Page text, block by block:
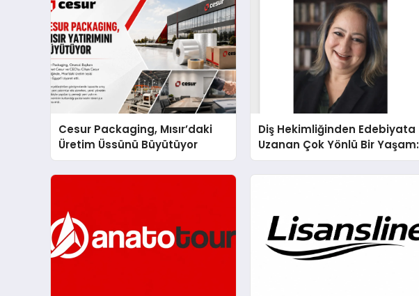
Cesur Packaging, Mısır’daki
Üretim Üssünü Büyütüyor
Diş Hekimliğinden Edebiyata
Uzanan Çok Yönlü Bir Yaşam:
Yeşim Şahin Yaman